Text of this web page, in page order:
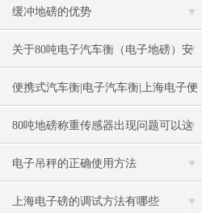
个
缓冲地磅的优势
关于80吨电子汽车衡（电子地磅）安
装基础的几大忠告
便携式汽车衡|电子汽车衡|上海电子便
携式汽车衡厂家
80吨地磅称重传感器出现问题可以这
样做
电子吊秤的正确使用方法
上海电子磅的调试方法有哪些